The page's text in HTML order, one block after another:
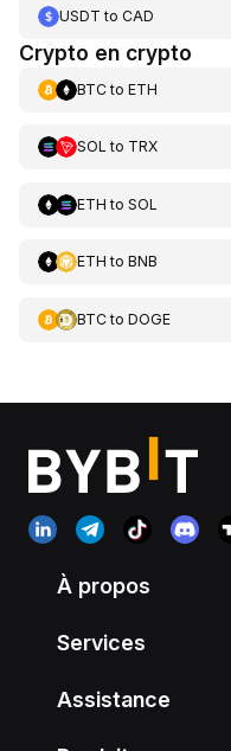
USDT to CAD
Crypto en crypto
BTCto ETH
SOL to TRX
ETH to SOL
ETH to BNB
BTCto DOGE
À propos
Services
Assistance